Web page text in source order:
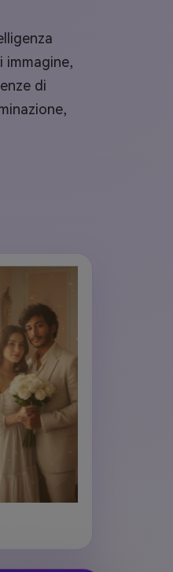
immagine,
di